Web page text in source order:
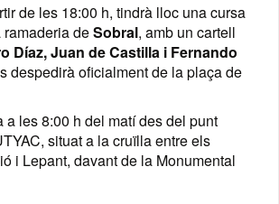
de les 18:00 h, tindrà lloc una cursa
deSobral, amb un cartell
Díaz, Juan de Castilla i Fernando
despedirà oficialment de la plaça de
a les 8:00 h del matí des del punt
situat a la cruïlla entre els
i Lepant, davant de la Monumental